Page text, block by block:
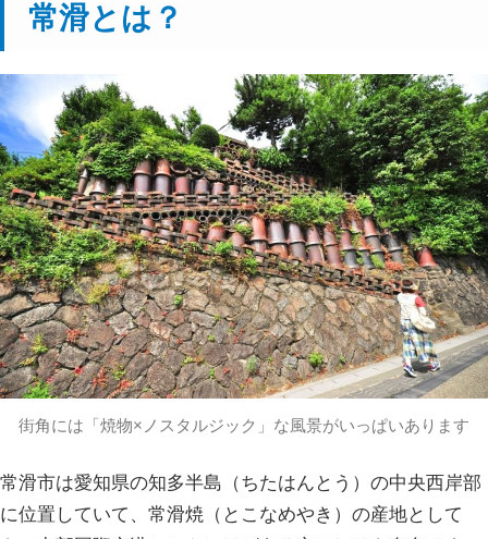
常滑とは？
街角には「焼物×ノスタルジック」な風景がいっぱいあります
常滑市は愛知県の知多半島（ちたはんとう）の中央西岸部
に位置していて、常滑焼（とこなめやき）の産地として